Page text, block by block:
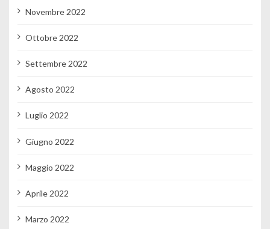
Novembre 2022
Ottobre 2022
Settembre 2022
Agosto 2022
Luglio 2022
Giugno 2022
Maggio 2022
Aprile 2022
Marzo 2022